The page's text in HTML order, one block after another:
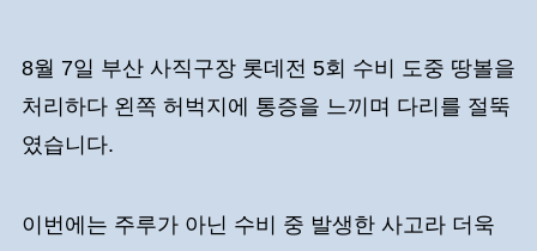
8월 7일 부산 사직구장 롯데전 5회 수비 도중 땅볼을
처리하다 왼쪽 허벅지에 통증을 느끼며 다리를 절뚝
였습니다.
이번에는 주루가 아닌 수비 중 발생한 사고라 더욱